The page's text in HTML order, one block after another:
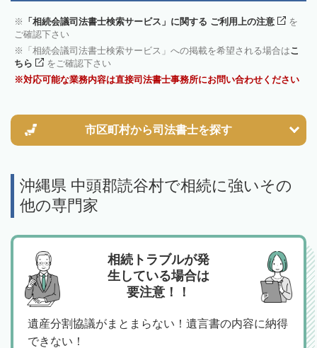
「相続会議司法書士検索サービス」に関する ご利用上の注意
を
ご確認下さい
「相続会議司法書士検索サービス」への掲載を希望される場合はこ
ちら
をご確認下さい
対応可能な業務内容は直接司法書士事務所にお問い合わせください
市区町村から司法書士を探す
沖縄県 中頭郡読谷村で相続に強いその
他の専門家
相続トラブルが発
生している場合は
要注意！！
遺産分割協議がまとまらない！遺言書の内容に納得
できない！